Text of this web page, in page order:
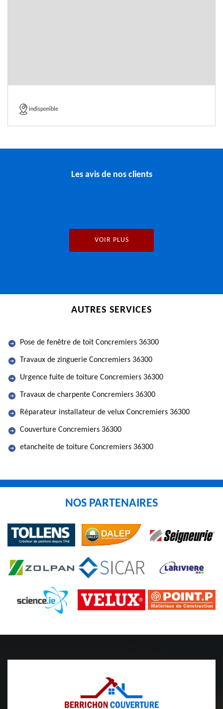
indisponible
Les avis de nos clients
VOIR PLUS
AUTRES SERVICES
Pose de fenêtre de toit Concremiers 36300
Travaux de zinguerie Concremiers 36300
Urgence fuite de toiture Concremiers 36300
Travaux de charpente Concremiers 36300
Réparateur installateur de velux Concremiers 36300
Couverture Concremiers 36300
etancheite de toiture Concremiers 36300
NOS PARTENAIRES